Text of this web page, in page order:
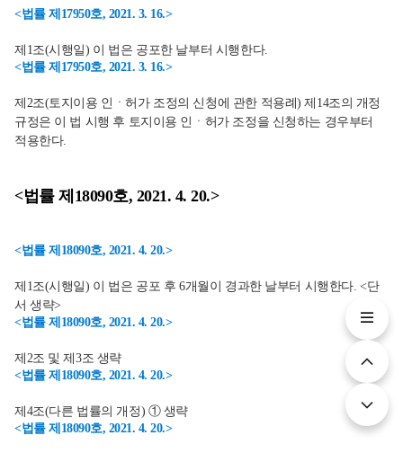
<법률 제17950호, 2021. 3. 16.>
제1조(시행일) 이 법은 공포한 날부터 시행한다.
<법률 제17950호, 2021. 3. 16.>
제2조(토지이용 인ㆍ허가 조정의 신청에 관한 적용례) 제14조의 개정
규정은 이 법 시행 후 토지이용 인ㆍ허가 조정을 신청하는 경우부터
적용한다.
<법률 제18090호, 2021. 4. 20.>
<법률 제18090호, 2021. 4. 20.>
제1조(시행일) 이 법은 공포 후 6개월이 경과한 날부터 시행한다. <단
서 생략>
<법률 제18090호, 2021. 4. 20.>
제2조 및 제3조 생략
<법률 제18090호, 2021. 4. 20.>
제4조(다른 법률의 개정) ① 생략
<법률 제18090호, 2021. 4. 20.>